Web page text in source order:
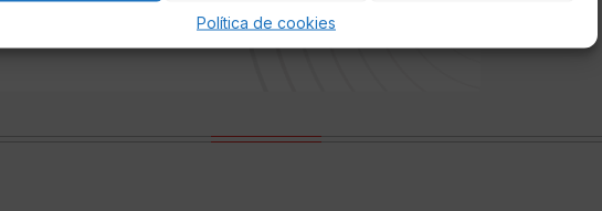
Política de cookies
de estilo y ortotipográfica, de textos literarios y ayudar a
permanezca en la memoria de quien lo leyó.